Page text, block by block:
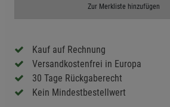
Zur Merkliste hinzufügen
Kauf auf Rechnung
Versandkostenfrei in Europa
30 Tage Rückgaberecht
Kein Mindestbestellwert